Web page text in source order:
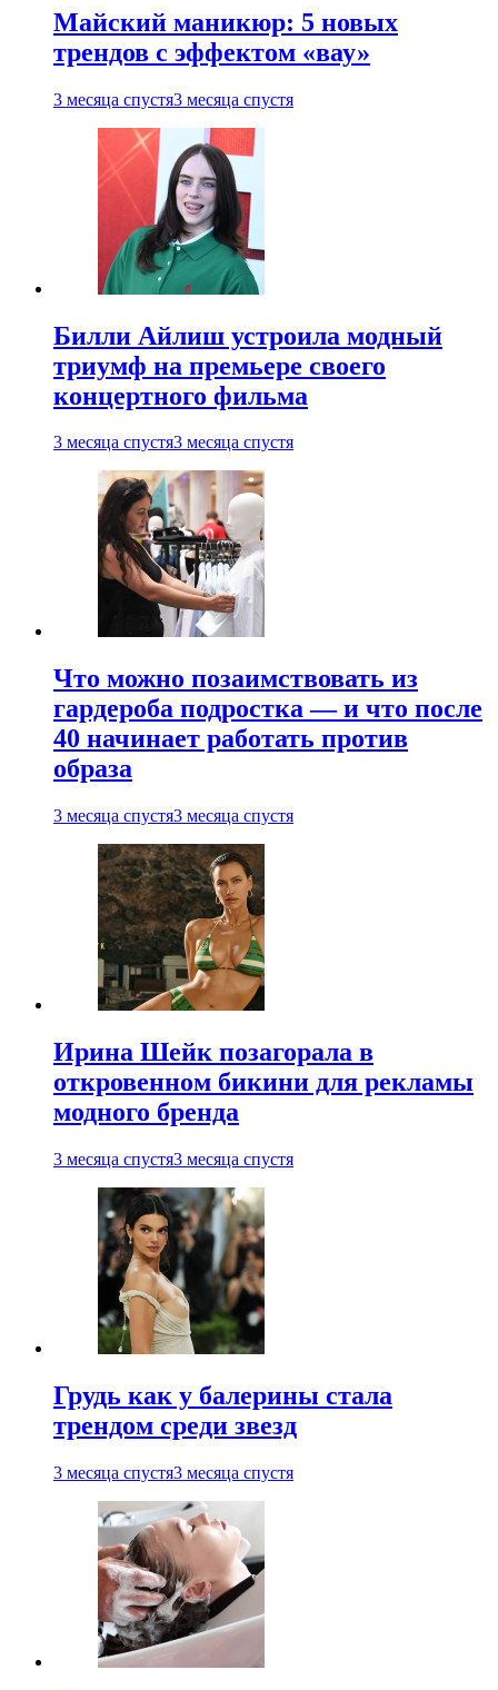
Майский маникюр: 5 новых
трендов с эффектом «вау»
3 месяца спустя3 месяца спустя
Билли Айлиш устроила модный
триумф на премьере своего
концертного фильма
3 месяца спустя3 месяца спустя
Что можно позаимствовать из
гардероба подростка — и что после
40 начинает работать против
образа
3 месяца спустя3 месяца спустя
Ирина Шейк позагорала в
откровенном бикини для рекламы
модного бренда
3 месяца спустя3 месяца спустя
Грудь как у балерины стала
трендом среди звезд
3 месяца спустя3 месяца спустя